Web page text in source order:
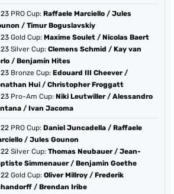
PRO Cup: Raffaele Marciello / Jules
/ Timur Boguslavskiy
Gold Cup: Maxime Soulet / Nicolas Baert
Silver Cup: Clemens Schmid / Kay van
/ Benjamín Hites
Bronze Cup: Edouard III Cheever/
Hui / Christopher Froggatt
Pro-Am Cup: Niki Leutwiller/ Alessandro
/ Ivan Jacoma
PRO Cup: Daniel Juncadella / Raffaele
/ Jules Gounon
Silver Cup: Thomas Neubauer/ Jean-
Simmenauer/ Benjamin Goethe
Gold Cup: Oliver Millroy / Frederik
/ Brendan Iribe